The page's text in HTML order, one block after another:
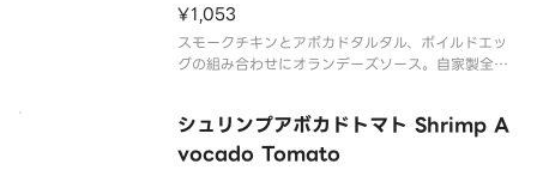
¥1,053
スモークチキンとアボカドタルタル、ボイルドエッ
グの組み合わせにオランデーズソース。自家製全粒
シュリンプアボカドトマト Shrimp A
vocado Tomato